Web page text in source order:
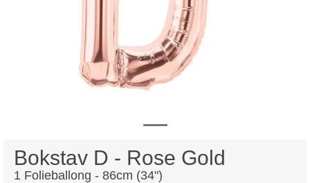
Bokstav D - Rose Gold
1 Folieballong - 86cm (34")